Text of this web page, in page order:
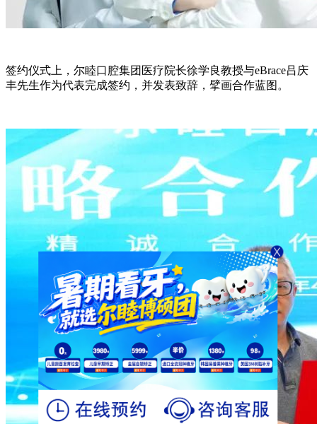
签约仪式上，尔睦口腔集团医疗院长徐学良教授与eBrace吕庆
丰先生作为代表完成签约，并发表致辞，擘画合作蓝图。